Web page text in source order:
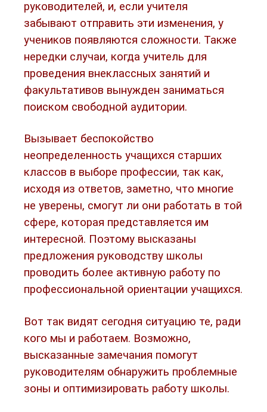
руководителей, и, если учителя
забывают отправить эти изменения, у
учеников появляются сложности. Также
нередки случаи, когда учитель для
проведения внеклассных занятий и
факультативов вынужден заниматься
поиском свободной аудитории.
Вызывает беспокойство
неопределенность учащихся старших
классов в выборе профессии, так как,
исходя из ответов, заметно, что многие
не уверены, смогут ли они работать в той
сфере, которая представляется им
интересной. Поэтому высказаны
предложения руководству школы
проводить более активную работу по
профессиональной ориентации учащихся.
Вот так видят сегодня ситуацию те, ради
кого мы и работаем. Возможно,
высказанные замечания помогут
руководителям обнаружить проблемные
зоны и оптимизировать работу школы.